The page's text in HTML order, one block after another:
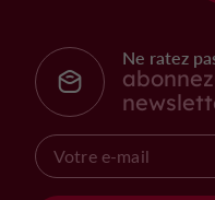
Ne ratez